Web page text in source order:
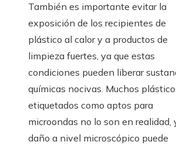
También es importante evitar la
exposición de los recipientes de
plástico al calor y a productos de
limpieza fuertes, ya que estas
condiciones pueden liberar
químicas nocivas. Muchos
etiquetados como aptos para
microondas no lo son en realidad,
daño a nivel microscópico puede